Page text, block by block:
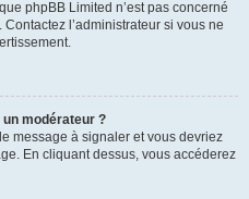
phpBB Limited n’est pas concerné
l’administrateur si vous ne
modérateur ?
message à signaler et vous devriez
En cliquant dessus, vous accéderez